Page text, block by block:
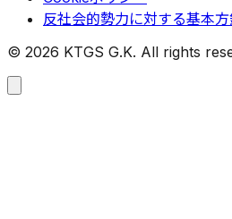
反社会的勢力に対する基本
© 2026 KTGS G.K. All rights